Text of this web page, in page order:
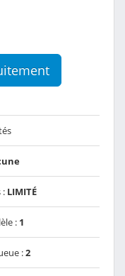
: LIMITÉ
: 1
:2